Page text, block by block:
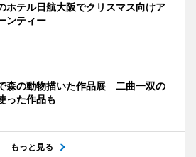
ホテル日航大阪でクリスマス向けア
ンティー
森の動物描いた作品展 二曲一双の
った作品も
もっと見る